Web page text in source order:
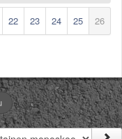
22 23 24 25 26